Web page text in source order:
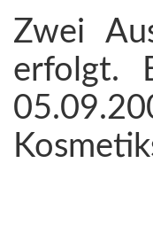
Zwei
erfolgt.